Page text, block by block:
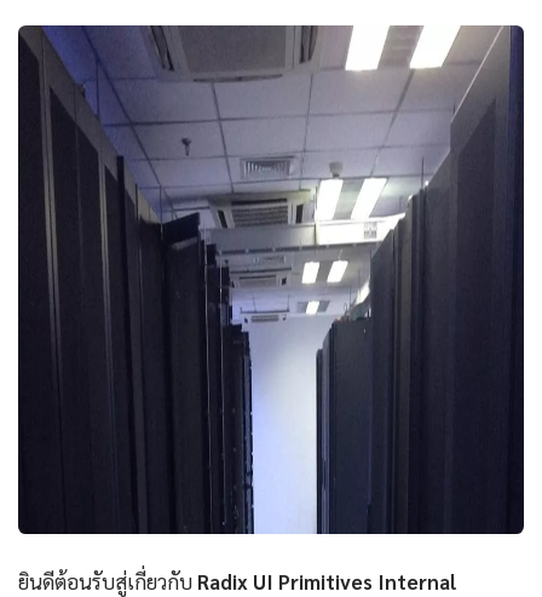
ยินดีต้อนรับสู่เกี่ยวกับ Radix UI Primitives Internal